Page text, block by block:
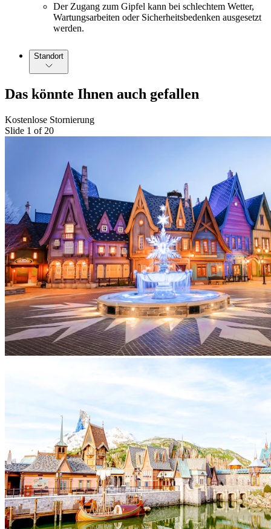
Der Zugang zum Gipfel kann bei schlechtem Wetter,
Wartungsarbeiten oder Sicherheitsbedenken ausgesetzt
werden.
Standort
Das könnte Ihnen auch gefallen
Kostenlose Stornierung
Slide 1 of 20